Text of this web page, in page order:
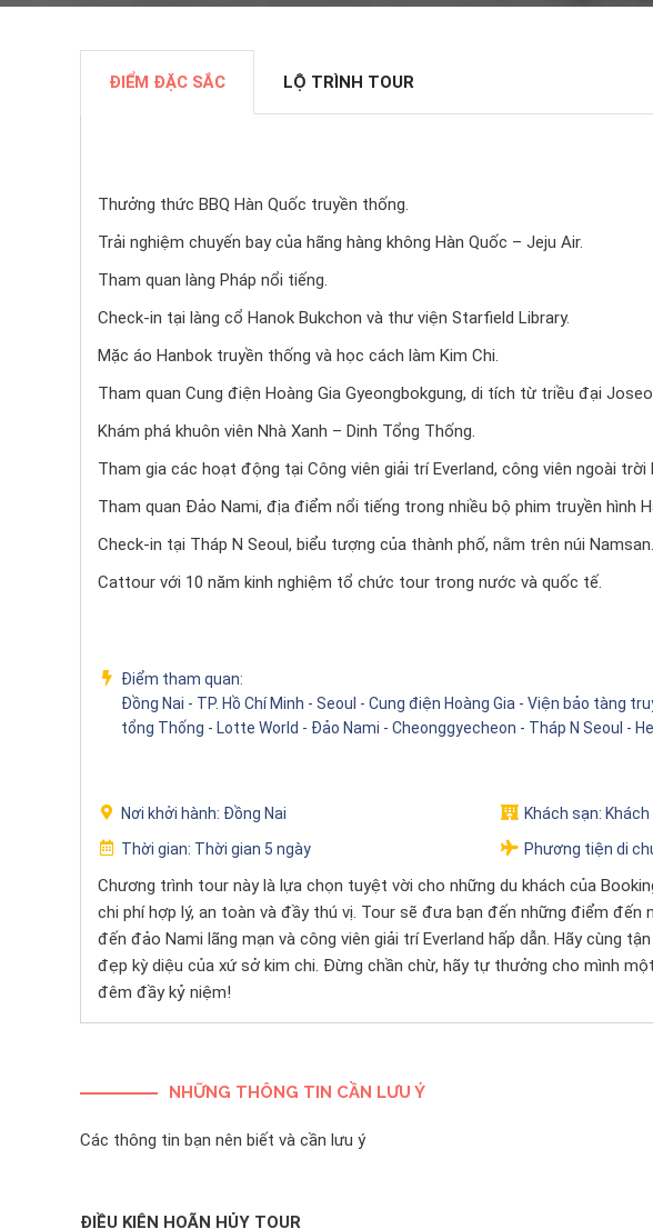
ĐIỂM ĐẶC SẮC LỘ TRÌNH TOUR
Thưởng thức BBQ Hàn Quốc truyền thống.
Trải nghiệm chuyến bay của hãng hàng không Hàn Quốc – Jeju Air.
Tham quan làng Pháp nổi tiếng.
Check-in tại làng cổ Hanok Bukchon và thư viện Starfield Library.
Mặc áo Hanbok truyền thống và học cách làm Kim Chi.
Tham quan Cung điện Hoàng Gia Gyeongbokgung, di tích từ triều đại
Khám phá khuôn viên Nhà Xanh – Dinh Tổng Thống.
Tham gia các hoạt động tại Công viên giải trí Everland, công viên ngoài trời
Tham quan Đảo Nami, địa điểm nổi tiếng trong nhiều bộ phim truyền hình
Check-in tại Tháp N Seoul, biểu tượng của thành phố, nằm trên núi Namsan.
Cattour với 10 năm kinh nghiệm tổ chức tour trong nước và quốc tế.
Điểm tham quan:
Đồng Nai - TP. Hồ Chí Minh - Seoul - Cung điện Hoàng Gia - Viện bảo tàng
tổng Thống - Lotte World - Đảo Nami - Cheonggyecheon - Tháp N Seoul -
Nơi khởi hành: Đồng Nai Khách sạn:
Thời gian: Thời gian 5 ngày Phương tiện di
Chương trình tour này là lựa chọn tuyệt vời cho những du khách của
chi phí hợp lý, an toàn và đầy thú vị. Tour sẽ đưa bạn đến những điểm
đến đảo Nami lãng mạn và công viên giải trí Everland hấp dẫn. Hãy cùng
đẹp kỳ diệu của xứ sở kim chi. Đừng chần chừ, hãy tự thưởng cho mình
đêm đầy kỷ niệm!
NHỮNG THÔNG TIN CẦN LƯU Ý
Các thông tin bạn nên biết và cần lưu ý
ĐIỀU KIỆN HOÃN HỦY TOUR